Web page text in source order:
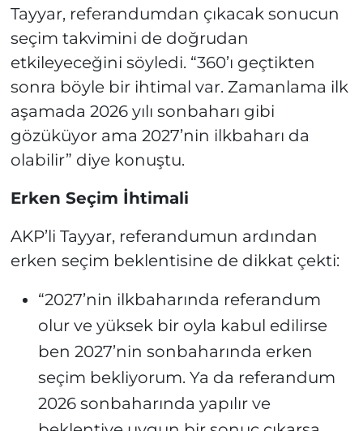
Tayyar, referandumdan çıkacak sonucun
seçim takvimini de doğrudan
etkileyeceğini söyledi. “360’ı geçtikten
sonra böyle bir ihtimal var. Zamanlama ilk
aşamada 2026 yılı sonbaharı gibi
gözüküyor ama 2027’nin ilkbaharı da
olabilir” diye konuştu.
Erken Seçim İhtimali
AKP’li Tayyar, referandumun ardından
erken seçim beklentisine de dikkat çekti:
“2027’nin ilkbaharında referandum
olur ve yüksek bir oyla kabul edilirse
ben 2027’nin sonbaharında erken
seçim bekliyorum. Ya da referandum
2026 sonbaharında yapılır ve